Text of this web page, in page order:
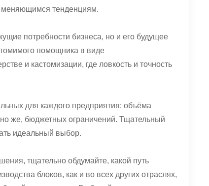
меняющимся тенденциям.
потребности бизнеса, но и его будущее
помощника в виде
и кастомизации, где ловкость и точность
для каждого предприятия: объёма
же, бюджетных ограничений. Тщательный
идеальный выбор.
тщательно обдумайте, какой путь
блоков, как и во всех других отраслях,